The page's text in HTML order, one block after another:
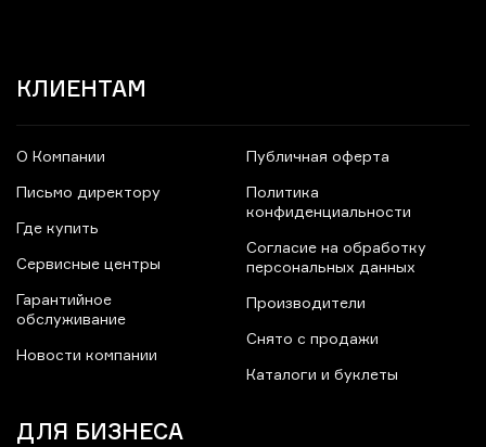
КЛИЕНТАМ
О Компании
Письмо директору
Где купить
Сервисные центры
Гарантийное
обслуживание
Новости компании
Публичная оферта
Политика
конфиденциальности
Согласие на обработку
персональных данных
Производители
Снято с продажи
Каталоги и буклеты
ДЛЯ БИЗНЕСА